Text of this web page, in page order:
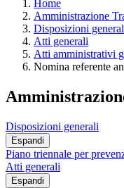
Home
Amministrazione
Disposizioni
Atti generali
Atti amministrativi
Nomina referente
Disposizioni generali
Espandi
Piano triennale per
Atti generali
Espandi